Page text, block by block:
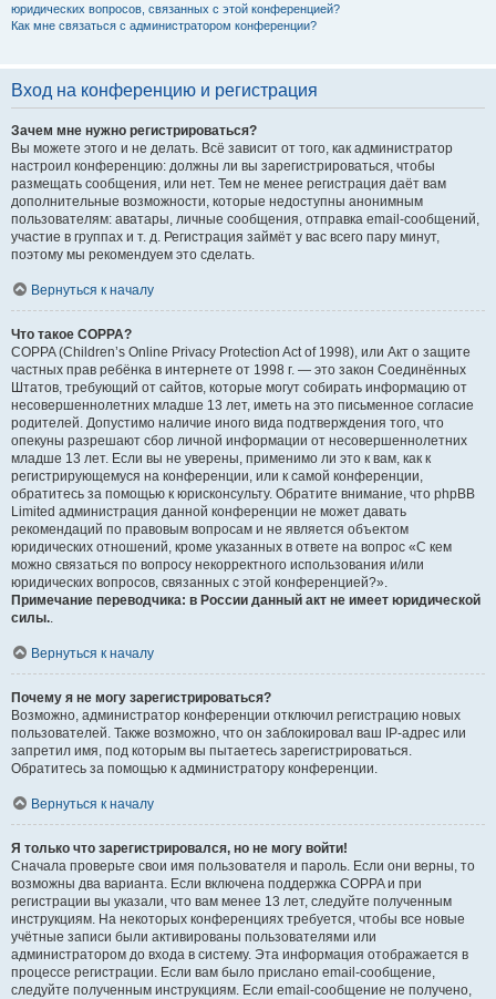
юридических вопросов, связанных с этой конференцией?
Как мне связаться с администратором конференции?
Вход на конференцию и регистрация
Зачем мне нужно регистрироваться?
Вы можете этого и не делать. Всё зависит от того, как администратор
настроил конференцию: должны ли вы зарегистрироваться, чтобы
размещать сообщения, или нет. Тем не менее регистрация даёт вам
дополнительные возможности, которые недоступны анонимным
пользователям: аватары, личные сообщения, отправка email-сообщений,
участие в группах и т. д. Регистрация займёт у вас всего пару минут,
поэтому мы рекомендуем это сделать.
Вернуться к началу
Что такое COPPA?
COPPA (Children’s Online Privacy Protection Act of 1998), или Акт о защите
частных прав ребёнка в интернете от 1998 г. — это закон Соединённых
Штатов, требующий от сайтов, которые могут собирать информацию от
несовершеннолетних младше 13 лет, иметь на это письменное согласие
родителей. Допустимо наличие иного вида подтверждения того, что
опекуны разрешают сбор личной информации от несовершеннолетних
младше 13 лет. Если вы не уверены, применимо ли это к вам, как к
регистрирующемуся на конференции, или к самой конференции,
обратитесь за помощью к юрисконсульту. Обратите внимание, что phpBB
Limited администрация данной конференции не может давать
рекомендаций по правовым вопросам и не является объектом
юридических отношений, кроме указанных в ответе на вопрос «С кем
можно связаться по вопросу некорректного использования и/или
юридических вопросов, связанных с этой конференцией?».
Примечание переводчика: в России данный акт не имеет юридической
силы..
Вернуться к началу
Почему я не могу зарегистрироваться?
Возможно, администратор конференции отключил регистрацию новых
пользователей. Также возможно, что он заблокировал ваш IP-адрес или
запретил имя, под которым вы пытаетесь зарегистрироваться.
Обратитесь за помощью к администратору конференции.
Вернуться к началу
Я только что зарегистрировался, но не могу войти!
Сначала проверьте свои имя пользователя и пароль. Если они верны, то
возможны два варианта. Если включена поддержка COPPA и при
регистрации вы указали, что вам менее 13 лет, следуйте полученным
инструкциям. На некоторых конференциях требуется, чтобы все новые
учётные записи были активированы пользователями или
администратором до входа в систему. Эта информация отображается в
процессе регистрации. Если вам было прислано email-сообщение,
следуйте полученным инструкциям. Если email-сообщение не получено,